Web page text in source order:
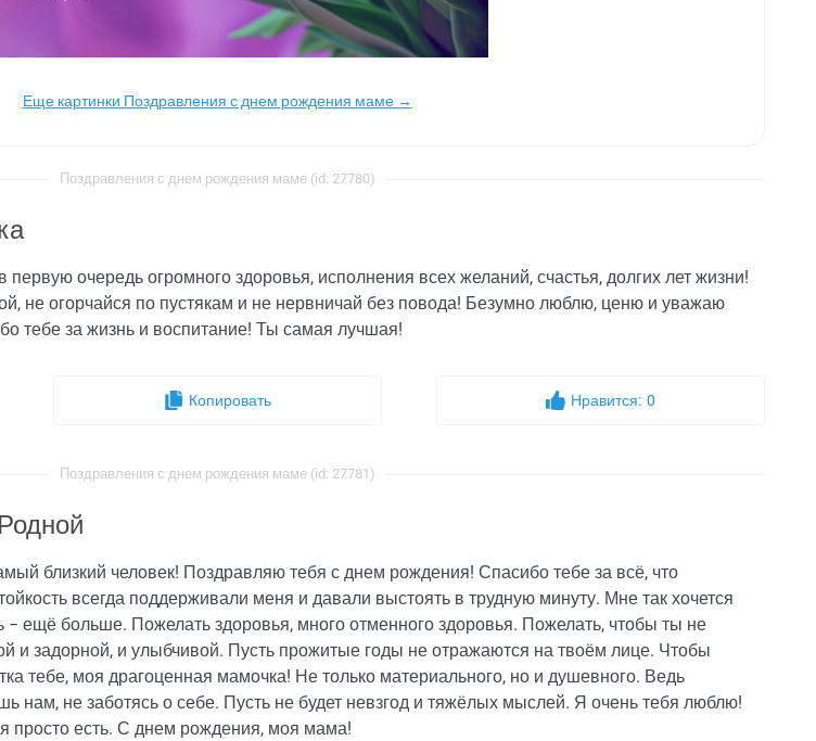
Еще картинки Поздравления с днем рождения маме →
Поздравления с днем рождения маме (id: 27780)
очередь огромного здоровья, исполнения всех желаний, счастья, долгих лет жизни!
не огорчайся по пустякам и не нервничай без повода! Безумно люблю, ценю и уважаю
тебе за жизнь и воспитание! Ты самая лучшая!
Копировать Нравится: 0
Поздравления с днем рождения маме (id: 27781)
близкий человек! Поздравляю тебя с днем рождения! Спасибо тебе за всё, что
всегда поддерживали меня и давали выстоять в трудную минуту. Мне так хочется
− ещё больше. Пожелать здоровья, много отменного здоровья. Пожелать, чтобы ты не
и задорной, и улыбчивой. Пусть прожитые годы не отражаются на твоём лице. Чтобы
тебе, моя драгоценная мамочка! Не только материального, но и душевного. Ведь
нам, не заботясь о себе. Пусть не будет невзгод и тяжёлых мыслей. Я очень тебя люблю!
просто есть. С днем рождения, моя мама!